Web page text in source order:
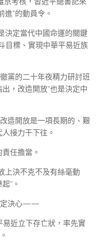
進”的動員令。
決定當代中國命運的關鍵
目標、實現中華平易近族
黨的二十年夜精力研討班
，改造開放“也是決定中
造開放是一項長期的、艱
接力干下往。
任擔當。
上決不克不及有絲毫動
”。
定決心——
近立下存亡狀，率先實